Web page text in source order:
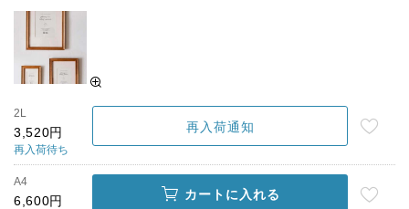
2L
3,520円
再入荷待ち
再入荷通知
A4
6,600円 カートに入れる